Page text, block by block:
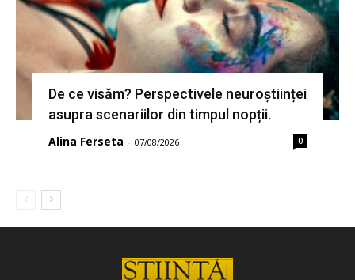
De ce visăm? Perspectivele neuroștiinței
asupra scenariilor din timpul nopții.
Alina Ferseta - 07/08/2026 0